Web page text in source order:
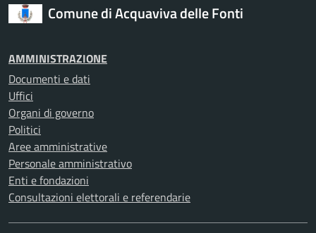
Comune di Acquaviva delle Fonti
AMMINISTRAZIONE
Documenti e dati
Uffici
Organi di governo
Politici
Aree amministrative
Personale amministrativo
Enti e fondazioni
Consultazioni elettorali e referendarie